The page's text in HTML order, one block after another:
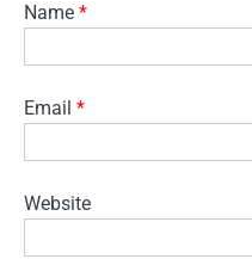
Name *
Email *
Website